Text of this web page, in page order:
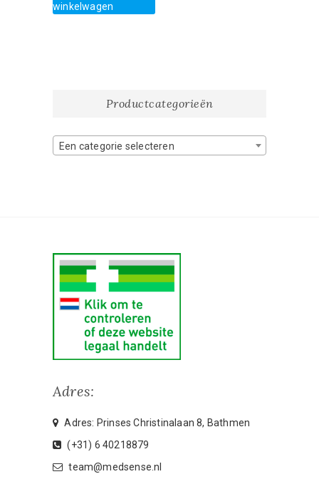
winkelwagen
Productcategorieën
Een categorie selecteren
Adres:
Adres: Prinses Christinalaan 8, Bathmen
(+31) 6 40218879
team@medsense.nl